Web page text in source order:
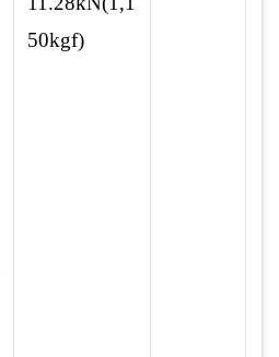
50kgf)